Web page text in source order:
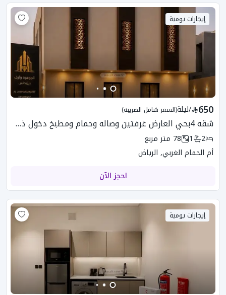
إيجارات يومية
650
/ليلة(السعر شامل الضريبه)
شقه 4بحي العارض غرفتين وصاله وحمام ومطبخ دخول ذكي
2
1
78 متر مربع
أم الحمام الغربي, الرياض
احجز الآن
إيجارات يومية